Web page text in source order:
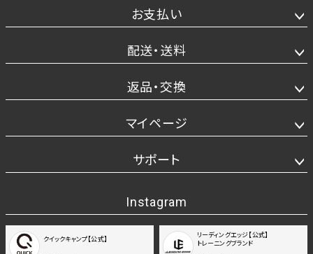
お支払い
配送・送料
返品・交換
マイページ
サポート
Instagram
クイックキャンプ【公式】
リーディングエッジ【公式】
トレーニングブランド